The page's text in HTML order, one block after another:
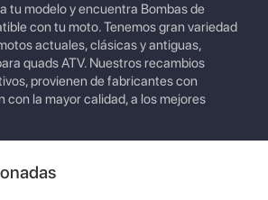
tu modelo y encuentra Bombas de
con tu moto. Tenemos gran variedad
actuales, clásicas y antiguas,
quads ATV. Nuestros recambios
provienen de fabricantes con
con la mayor calidad, a los mejores